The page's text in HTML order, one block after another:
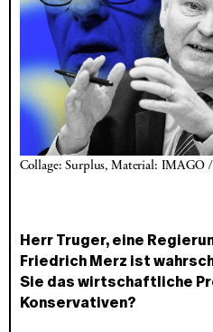
Collage: Surplus, Material: IMAGO
Herr Truger, eine
Friedrich Merz ist
Sie das wirtschaftliche
Konservativen?